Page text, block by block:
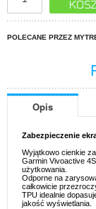
POLECANE PRZEZ
Opis
Zabezpieczenie
Wyjątkowo cienkie
Garmin Vivoactive
użytkowania.
Odporne na
całkowicie
TPU idealnie
jakość wyświetlania.